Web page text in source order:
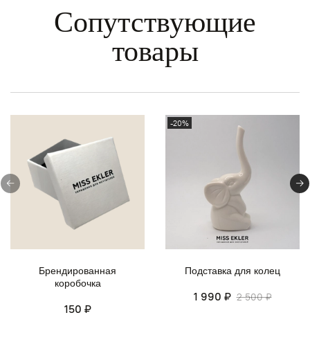
Сопутствующие
товары
Брендированная
коробочка
150 ₽
-20%
Подставка для колец
1 990 ₽ 2 500 ₽